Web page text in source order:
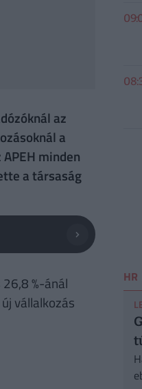
az
a
minden
a társaság
%-ánál
vállalkozás
HR